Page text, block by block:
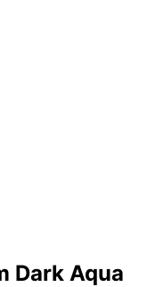
Dark Aqua